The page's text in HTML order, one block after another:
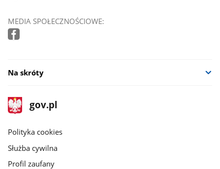
MEDIA SPOŁECZNOŚCIOWE:
Na skróty
stopka
gov.pl
Strona
gov.pl
gov.pl
Polityka cookies
Służba cywilna
Profil zaufany